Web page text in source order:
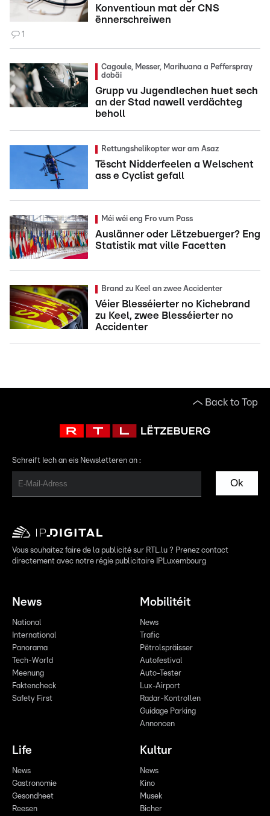
Konventioun mat der CNS
ënnerschreiwen
1
Cagoule, Messer, Marihuana a Pefferspray
dobäi
Grupp vu Jugendlechen huet sech
an der Stad nawell verdächteg
beholl
Rettungshelikopter war am Asaz
Tëscht Nidderfeelen a Welschent
ass e Cyclist gefall
Méi wéi eng Fro vum Pass
Auslänner oder Lëtzebuerger? Eng
Statistik mat ville Facetten
Brand zu Keel an zwee Accidenter
Véier Blesséierter no Kichebrand
zu Keel, zwee Blesséierter no
Accidenter
Back to Top
Schreift Iech an eis Newsletteren an :
Ok
Vous souhaitez faire de la publicité sur RTL.lu ? Prenez contact
directement avec notre régie publicitaire IPLuxembourg
News
National
International
Panorama
Tech-World
Meenung
Faktencheck
Safety First
Mobilitéit
News
Trafic
Pëtrolspräisser
Autofestival
Auto-Tester
Lux-Airport
Radar-Kontrollen
Guidage Parking
Annoncen
Life
News
Gastronomie
Gesondheet
Reesen
Kultur
News
Kino
Musek
Bicher